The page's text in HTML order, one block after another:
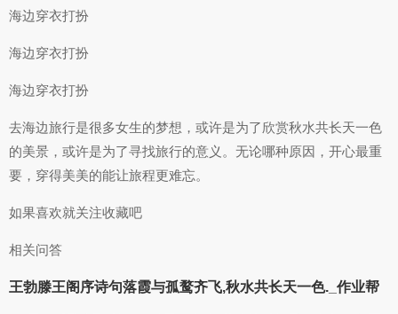
海边穿衣打扮
海边穿衣打扮
海边穿衣打扮
去海边旅行是很多女生的梦想，或许是为了欣赏秋水共长天一色
的美景，或许是为了寻找旅行的意义。无论哪种原因，开心最重
要，穿得美美的能让旅程更难忘。
如果喜欢就关注收藏吧
相关问答
王勃滕王阁序诗句落霞与孤鹜齐飞,秋水共长天一色._作业帮